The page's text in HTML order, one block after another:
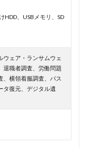
HDD、USBメモリ、SD
ウェア・ランサムウェ
退職者調査、労働問題
、横領着服調査、パス
タ復元、デジタル遺